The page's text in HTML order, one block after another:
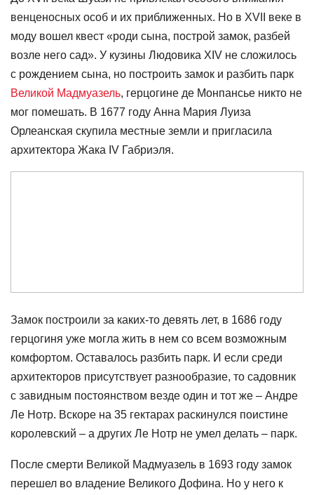
венценосных особ и их приближенных. Но в XVII веке в
моду вошел квест «роди сына, построй замок, разбей
возле него сад». У кузины Людовика XIV не сложилось
с рождением сына, но построить замок и разбить парк
Великой Мадмуазель, герцогине де Монпансье никто не
мог помешать. В 1677 году Анна Мария Луиза
Орлеанская скупила местные земли и пригласила
архитектора Жака IV Габриэля.
Замок построили за каких-то девять лет, в 1686 году
герцогиня уже могла жить в нем со всем возможным
комфортом. Оставалось разбить парк. И если среди
архитекторов присутствует разнообразие, то садовник
с завидным постоянством везде один и тот же – Андре
Ле Нотр. Вскоре на 35 гектарах раскинулся поистине
королевский – а других Ле Нотр не умел делать – парк.
После смерти Великой Мадмуазель в 1693 году замок
перешел во владение Великого Дофина. Но у него к